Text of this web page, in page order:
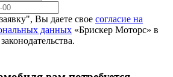
Вы даете свое согласие на
данных «Брискер Моторс» в